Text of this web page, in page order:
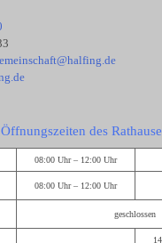
Öffnungszeiten des
08:00 Uhr – 12:00 Uhr
08:00 Uhr – 12:00 Uhr
geschlossen